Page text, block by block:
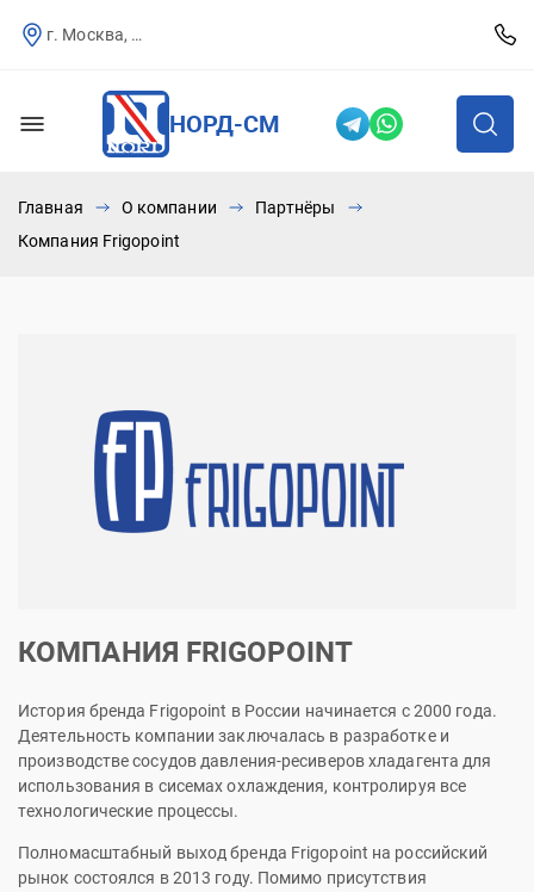
г. Москва, Севастопольский пр-т, д.25
НОРД-СМ
Главная О компании
Партнёры
Компания Frigopoint
КОМПАНИЯ FRIGOPOINT
История бренда Frigopoint в России начинается с 2000 года.
Деятельность компании заключалась в разработке и
производстве сосудов давления-ресиверов хладагента для
использования в сисемах охлаждения, контролируя все
технологические процессы.
Полномасштабный выход бренда Frigopoint на российский
рынок состоялся в 2013 году. Помимо присутствия